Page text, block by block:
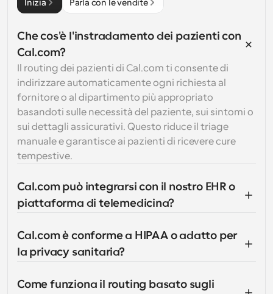
Inizia Parla con le vendite
Che cos'è l'instradamento dei pazienti con
Cal.com?
Il routing dei pazienti di Cal.com ti consente di
indirizzare automaticamente ogni richiesta al
fornitore o al dipartimento più appropriato
basandoti sulle necessità del paziente, sui sintomi o
sui dettagli assicurativi. Questo riduce il triage
manuale e garantisce ai pazienti di ricevere cure
tempestive.
Cal.com può integrarsi con il nostro EHR o
piattaforma di telemedicina?
Cal.com è conforme a HIPAA o adatto per
la privacy sanitaria?
Come funziona il routing basato sugli